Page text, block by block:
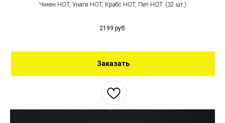
Чикен HOT, Унаги HOT, Крабс HOT, Пеп HOT. (32 шт.)
2199 руб.
Заказать